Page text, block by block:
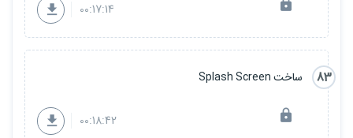
00:17:14
83 ساخت Splash Screen
00:18:42